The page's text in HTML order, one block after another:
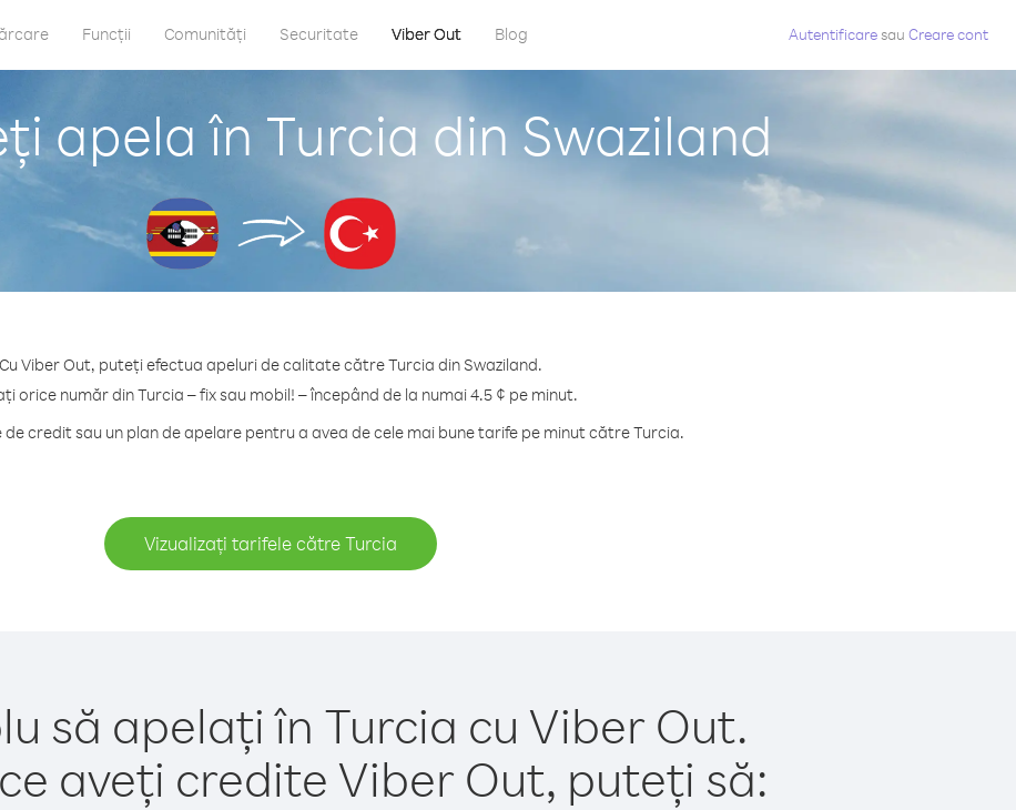
Funcții Comunități Securitate Viber Out Blog Autentificaresau Creare cont
apela în Turcia din Swaziland
Cu Viber Out, puteți efectua apeluri de calitate către Turcia din Swaziland.
orice număr din Turcia – fix sau mobil! – începând de la numai 4.5 ¢ pe minut.
credit sau un plan de apelare pentru a avea de cele mai bune tarife pe minut către Turcia.
Vizualizați tarifele către Turcia
să apelați în Turcia cu Viber Out.
aveți credite Viber Out, puteți să: